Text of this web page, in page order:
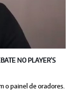
NO PLAYER’S
o painel de oradores.